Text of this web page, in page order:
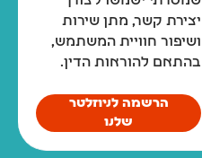
יצירת קשר, מתן שירות
ושיפור חוויית המשתמש,
בהתאם להוראות הדין.
הרשמה לניוזלטר
שלנו